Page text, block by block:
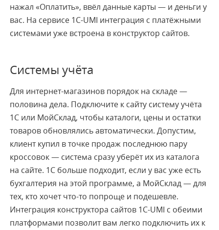
нажал «Оплатить», ввёл данные карты — и деньги у
вас. На сервисе 1С-UMI интеграция с платёжными
системами уже встроена в конструктор сайтов.
Системы учёта
Для интернет-магазинов порядок на складе —
половина дела. Подключите к сайту систему учёта
1С или МойСклад, чтобы каталоги, цены и остатки
товаров обновлялись автоматически. Допустим,
клиент купил в точке продаж последнюю пару
кроссовок — система сразу уберёт их из каталога
на сайте. 1С больше подходит, если у вас уже есть
бухгалтерия на этой программе, а МойСклад — для
тех, кто хочет что-то попроще и подешевле.
Интеграция конструктора сайтов 1С-UMI с обеими
платформами позволит вам легко подключить их к